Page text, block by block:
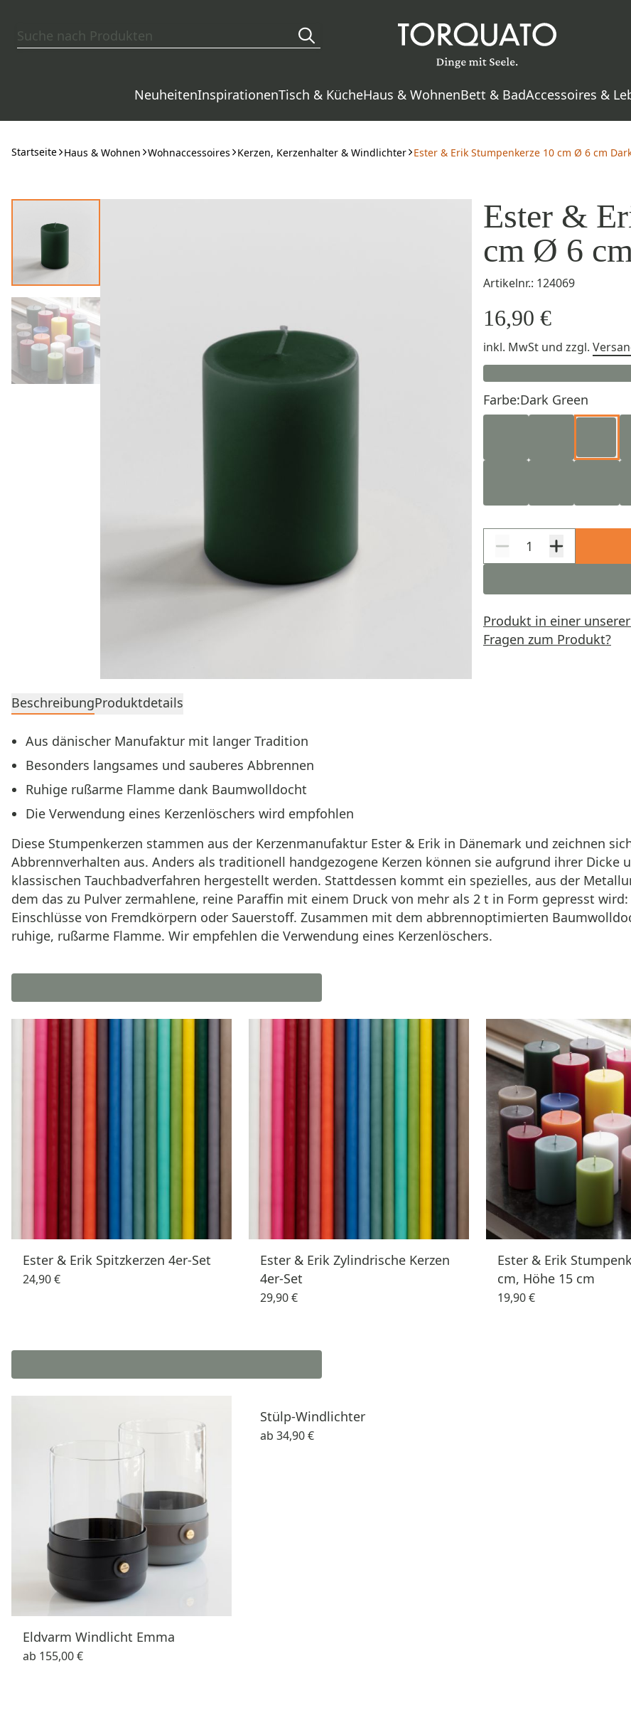
NeuheitenInspirationenTisch & KücheHaus & WohnenBett & BadAccessoires &
Startseite Haus & Wohnen Wohnaccessoires Kerzen, Kerzenhalter & Windlichter Ester & Erik Stumpenkerze 10 cm Ø 6 cm
Ester &
cm Ø 6
Artikelnr.: 124069
16,90 €
inkl. MwSt und zzgl.
Farbe:Dark Green
Produkt in einer
Fragen zum Produkt?
BeschreibungProduktdetails
Aus dänischer Manufaktur mit langer Tradition
Besonders langsames und sauberes Abbrennen
Ruhige rußarme Flamme dank Baumwolldocht
Die Verwendung eines Kerzenlöschers wird empfohlen
Diese Stumpenkerzen stammen aus der Kerzenmanufaktur Ester & Erik in Dänemark und zeichnen
Abbrennverhalten aus. Anders als traditionell handgezogene Kerzen können sie aufgrund ihrer Dicke
klassischen Tauchbadverfahren hergestellt werden. Stattdessen kommt ein spezielles, aus der
dem das zu Pulver zermahlene, reine Paraffin mit einem Druck von mehr als 2 t in Form gepresst
Einschlüsse von Fremdkörpern oder Sauerstoff. Zusammen mit dem abbrennoptimierten
ruhige, rußarme Flamme. Wir empfehlen die Verwendung eines Kerzenlöschers.
Ester & Erik Spitzkerzen 4er-Set
24,90 €
Ester & Erik Zylindrische Kerzen
4er-Set
29,90 €
Ester & Erik
cm, Höhe 15 cm
19,90 €
Eldvarm Windlicht Emma
ab 155,00 €
Stülp-Windlichter
ab 34,90 €